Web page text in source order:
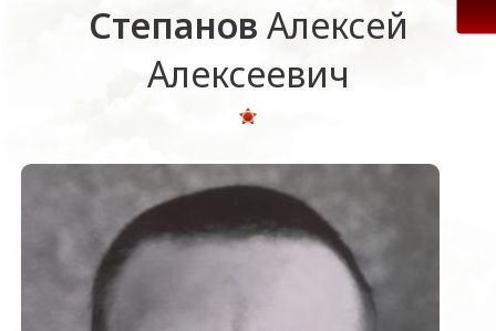
Степанов Алексей
Алексеевич